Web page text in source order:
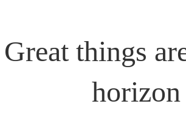
Great things
horizon